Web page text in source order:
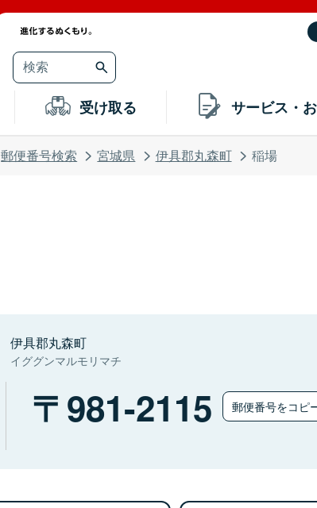
受け取る サービス・
郵便番号検索 宮城県 伊具郡丸森町 稲場
伊具郡丸森町
イググンマルモリマチ
981-2115 郵便番号をコピ